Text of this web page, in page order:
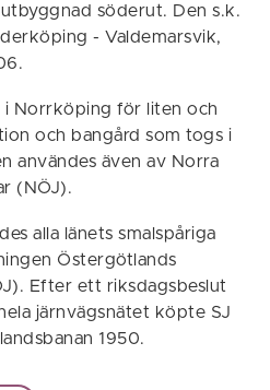
söderut. Den s.k.
- Valdemarsvik,
i Norrköping för liten och
och bangård som togs i
användes även av Norra
(NÖJ).
alla länets smalspåriga
Östergötlands
Efter ett riksdagsbeslut
järnvägsnätet köpte SJ
1950.